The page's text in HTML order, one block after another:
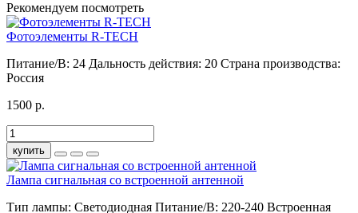
Рекомендуем посмотреть
Фотоэлементы R-TECH
Питание/В: 24 Дальность действия: 20 Страна производства:
Россия
1500 р.
купить
Лампа сигнальная со встроенной антенной
Тип лампы: Светодиодная Питание/В: 220-240 Встроенная